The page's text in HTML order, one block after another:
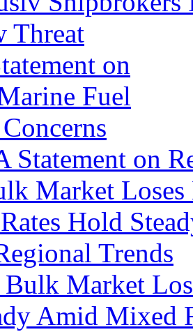
Threat
Statement on
Market
Amid Mixed